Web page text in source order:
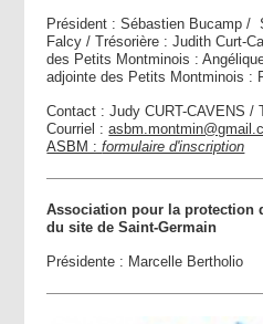
Président : Sébastien Bucamp /
Falcy / Trésorière : Judith Curt-
des Petits Montminois :
adjointe des Petits Montminois :
Contact : Judy CURT-CAVENS
Courriel :
ASBM :formulaire d'inscription
Association pour la protection
du site de Saint-Germain
Présidente : Marcelle Bertholio